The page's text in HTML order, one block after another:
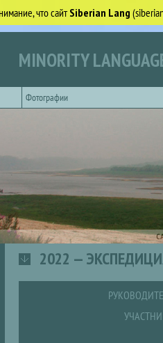
что сайтSiberian Lang
MINORITY
Фотографии
2022 —
Search